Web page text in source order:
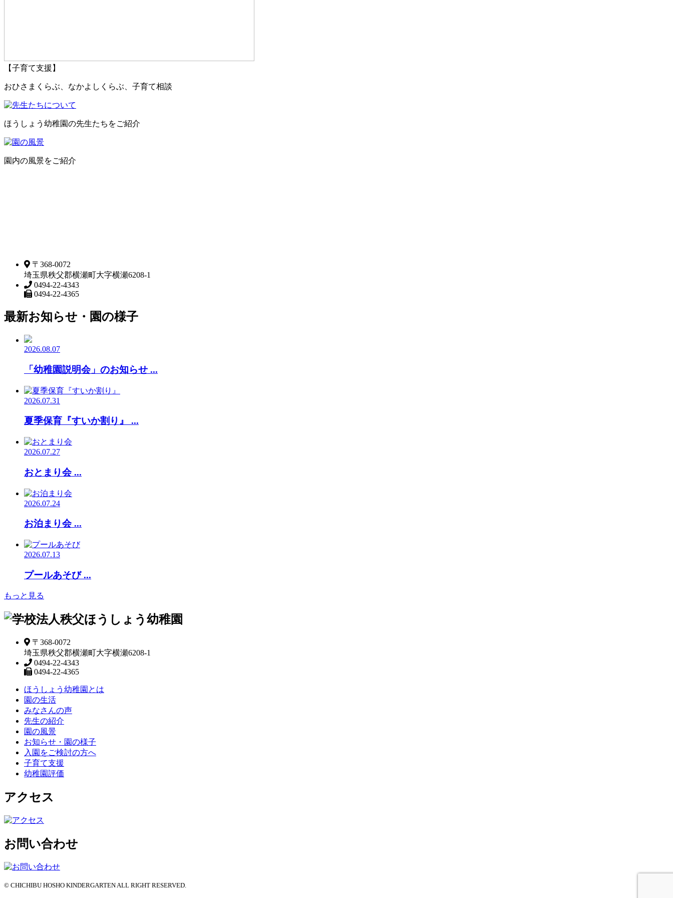
【子育て支援】
おひさまくらぶ、なかよしくらぶ、子育て相談
ほうしょう幼稚園の先生たちをご紹介
園内の風景をご紹介
〒368-0072
埼玉県秩父郡横瀬町大字横瀬6208-1
0494-22-4343
0494-22-4365
最新お知らせ・園の様子
2026.08.07
「幼稚園説明会」のお知らせ ...
2026.07.31
夏季保育『すいか割り』 ...
2026.07.27
おとまり会 ...
2026.07.24
お泊まり会 ...
2026.07.13
プールあそび ...
もっと見る
〒368-0072
埼玉県秩父郡横瀬町大字横瀬6208-1
0494-22-4343
0494-22-4365
ほうしょう幼稚園とは
園の生活
みなさんの声
先生の紹介
園の風景
お知らせ・園の様子
入園をご検討の方へ
子育て支援
幼稚園評価
アクセス
お問い合わせ
© CHICHIBU HOSHO KINDERGARTEN ALL RIGHT RESERVED.